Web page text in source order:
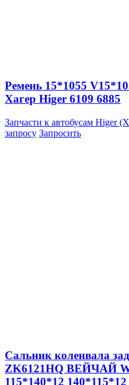
Ремень 15*1055
Хагер Higer 6109 6885
Запчасти к автобусам Higer
запросу Запросить
Сальник коленвала
ZK6121HQ ВЕЙЧАЙ
115*140*12